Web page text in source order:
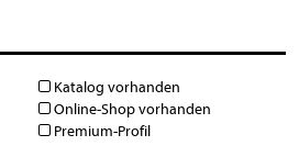
Katalog vorhanden
Online-Shop vorhanden
Premium-Profil